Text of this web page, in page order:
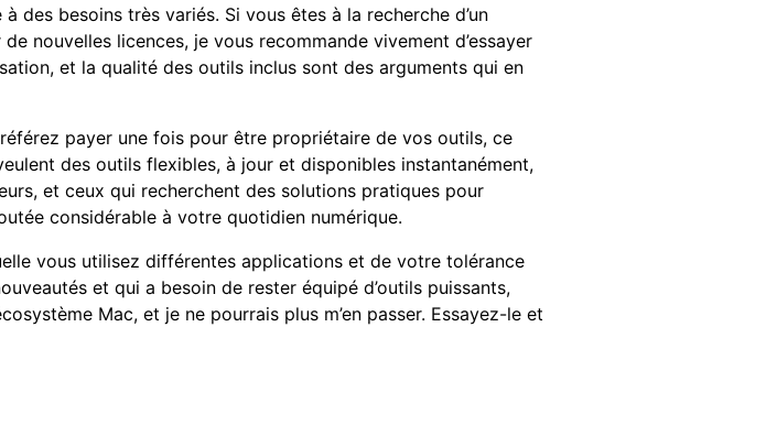
des besoins très variés. Si vous êtes à la recherche d’un
nouvelles licences, je vous recommande vivement d’essayer
et la qualité des outils inclus sont des arguments qui en
payer une fois pour être propriétaire de vos outils, ce
des outils flexibles, à jour et disponibles instantanément,
et ceux qui recherchent des solutions pratiques pour
considérable à votre quotidien numérique.
vous utilisez différentes applications et de votre tolérance
et qui a besoin de rester équipé d’outils puissants,
Mac, et je ne pourrais plus m’en passer. Essayez-le et